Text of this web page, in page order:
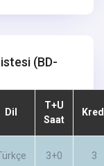
(BD-
Dil
T+U
Saat
3+0 3